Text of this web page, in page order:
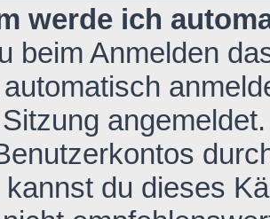
werde ich
beim Anmelden
kannst du dieses